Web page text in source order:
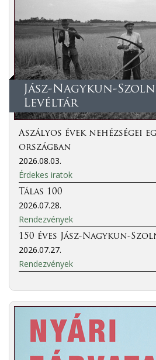
Jász-Nagykun-
Levéltár
Aszályos évek nehézségei
országban
2026.08.03.
Érdekes iratok
Tálas 100
2026.07.28.
Rendezvények
150 éves Jász-Nagykun-
2026.07.27.
Rendezvények